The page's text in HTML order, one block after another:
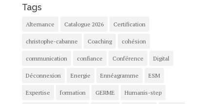
Tags
Alternance Catalogue 2026 Certification
christophe-cabanne Coaching cohésion
communication confiance Conférence Digital
Déconnexion Energie Ennéagramme ESM
Expertise formation GERME Humanis-step